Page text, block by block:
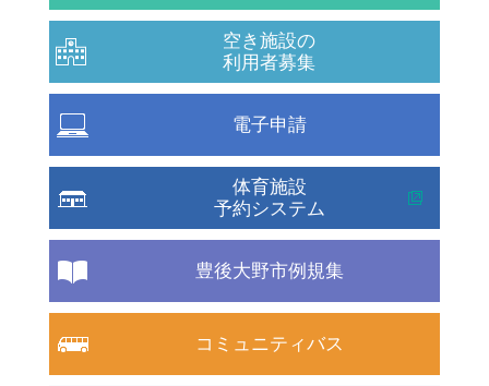
空き施設の
利用者募集
電子申請
体育施設
予約システム
豊後大野市例規集
コミュニティバス